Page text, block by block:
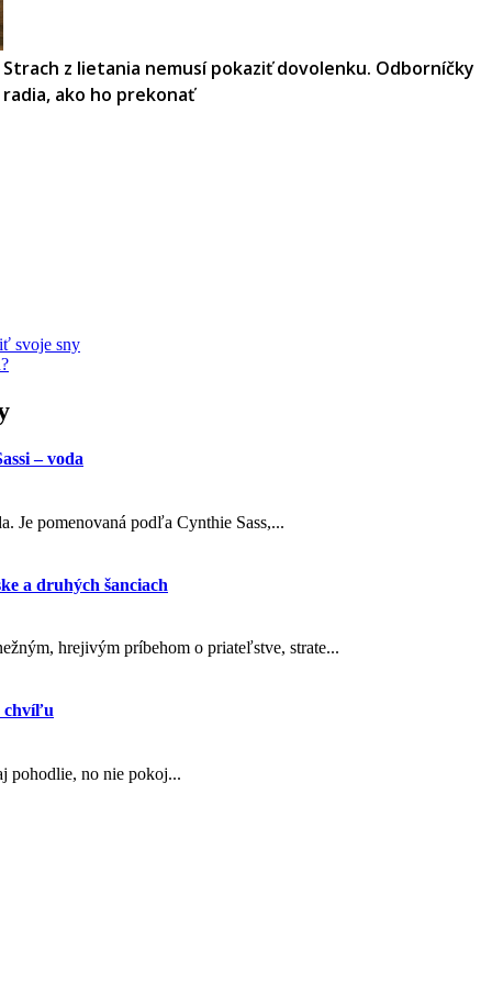
Strach z lietania nemusí pokaziť dovolenku. Odborníčky
radia, ako ho prekonať
svoje sny
– voda
Je pomenovaná podľa Cynthie Sass,...
a druhých šanciach
hrejivým príbehom o priateľstve, strate...
chvíľu
pohodlie, no nie pokoj...